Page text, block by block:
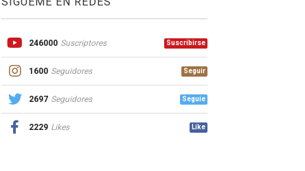
246000 Suscriptores Suscribirse
1600 Seguidores Seguir
2697 Seguidores Seguie
2229 Likes Like